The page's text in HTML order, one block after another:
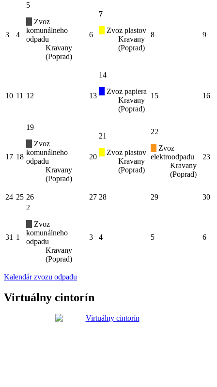
3 4
5
Zvoz
komunálneho
odpadu
Kravany
(Poprad)
6
7
Zvoz plastov
Kravany
(Poprad)
8 9
10 11 12 13
14
Zvoz papiera
Kravany
(Poprad)
15 16
17 18
19
Zvoz
komunálneho
odpadu
Kravany
(Poprad)
20
21
Zvoz plastov
Kravany
(Poprad)
22
Zvoz
elektroodpadu
Kravany
(Poprad)
23
24 25 26 27 28 29 30
31 1
2
Zvoz
komunálneho
odpadu
Kravany
(Poprad)
3 4 5 6
Kalendár zvozu odpadu
Virtuálny cintorín